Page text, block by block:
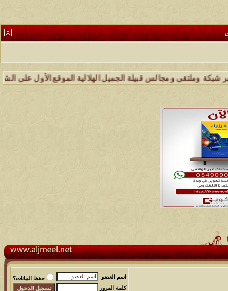
وملتقى ومجالس قبيلة الجميل الهلالية الموقع الأول على الشبكة
اسم العضو
حفظ البيانات؟
كلمة المرور